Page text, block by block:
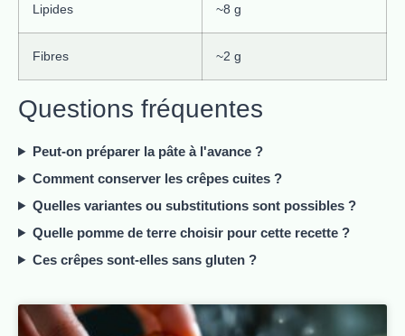
Lipides ~8 g
Fibres ~2 g
Questions fréquentes
Peut-on préparer la pâte à l'avance ?
Comment conserver les crêpes cuites ?
Quelles variantes ou substitutions sont possibles ?
Quelle pomme de terre choisir pour cette recette ?
Ces crêpes sont-elles sans gluten ?